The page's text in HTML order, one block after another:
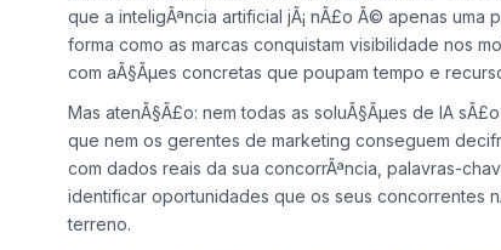
que a inteligÃªncia artificial jÃ¡ nÃ£o Ã© apenas uma
forma como as marcas conquistam visibilidade nos
com aÃ§Ãµes concretas que poupam tempo e
Mas atenÃ§Ã£o: nem todas as soluÃ§Ãµes de IA
que nem os gerentes de marketing conseguem
com dados reais da sua concorrÃªncia, palavras-
identificar oportunidades que os seus concorrentes
terreno.